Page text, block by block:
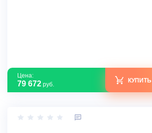
Цена:
79 672 руб.
КУПИТЬ